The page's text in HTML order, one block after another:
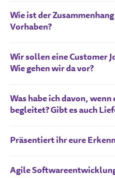
Wie ist der
Vorhaben?
Wir sollen eine Customer
Wie gehen wir da vor?
Was habe ich davon,
begleitet? Gibt es auch
Präsentiert ihr eure
Agile